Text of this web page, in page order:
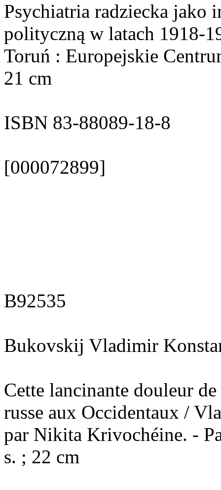
Psychiatria radziecka jako
polityczną w latach 1918-
Toruń : Europejskie
21 cm
ISBN 83-88089-18-8
[000072899]
B92535
Bukovskij Vladimir
Cette lancinante douleur
russe aux Occidentaux /
par Nikita Krivochéine. -
s. ; 22 cm